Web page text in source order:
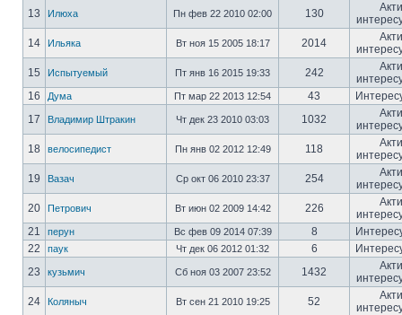
13
Илюха Пн фев 22 2010 02:00 130
14
Ильяка Вт ноя 15 2005 18:17 2014
15
Испытуемый Пт янв 16 2015 19:33 242
16
Дума Пт мар 22 2013 12:54 43
17
Владимир Штракин Чт дек 23 2010 03:03 1032
18
велосипедист Пн янв 02 2012 12:49 118
19
Вазач Ср окт 06 2010 23:37 254
20
Петрович Вт июн 02 2009 14:42 226
21
перун Вс фев 09 2014 07:39 8
22
паук Чт дек 06 2012 01:32 6
23
кузьмич Сб ноя 03 2007 23:52 1432
24
Коляныч Вт сен 21 2010 19:25 52